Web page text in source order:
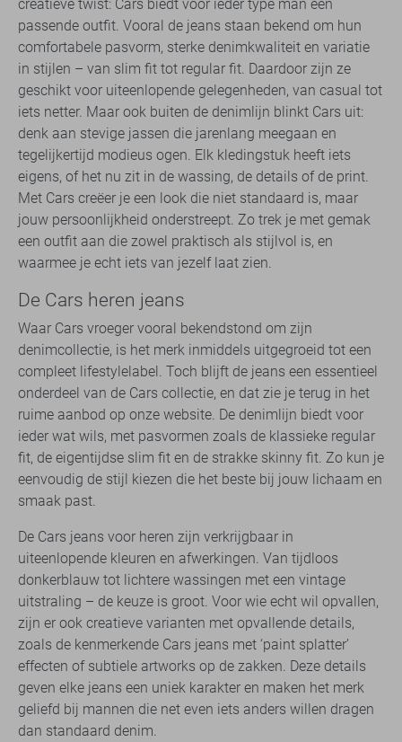
creatieve twist: Cars biedt voor ieder type man een
passende outfit. Vooral de jeans staan bekend om hun
comfortabele pasvorm, sterke denimkwaliteit en variatie
in stijlen – van slim fit tot regular fit. Daardoor zijn ze
geschikt voor uiteenlopende gelegenheden, van casual tot
iets netter. Maar ook buiten de denimlijn blinkt Cars uit:
denk aan stevige jassen die jarenlang meegaan en
tegelijkertijd modieus ogen. Elk kledingstuk heeft iets
eigens, of het nu zit in de wassing, de details of de print.
Met Cars creëer je een look die niet standaard is, maar
jouw persoonlijkheid onderstreept. Zo trek je met gemak
een outfit aan die zowel praktisch als stijlvol is, en
waarmee je echt iets van jezelf laat zien.
De Cars heren jeans
Waar Cars vroeger vooral bekendstond om zijn
denimcollectie, is het merk inmiddels uitgegroeid tot een
compleet lifestylelabel. Toch blijft de jeans een essentieel
onderdeel van de Cars collectie, en dat zie je terug in het
ruime aanbod op onze website. De denimlijn biedt voor
ieder wat wils, met pasvormen zoals de klassieke regular
fit, de eigentijdse slim fit en de strakke skinny fit. Zo kun je
eenvoudig de stijl kiezen die het beste bij jouw lichaam en
smaak past.
De Cars jeans voor heren zijn verkrijgbaar in
uiteenlopende kleuren en afwerkingen. Van tijdloos
donkerblauw tot lichtere wassingen met een vintage
uitstraling – de keuze is groot. Voor wie echt wil opvallen,
zijn er ook creatieve varianten met opvallende details,
zoals de kenmerkende Cars jeans met ‘paint splatter’
effecten of subtiele artworks op de zakken. Deze details
geven elke jeans een uniek karakter en maken het merk
geliefd bij mannen die net even iets anders willen dragen
dan standaard denim.